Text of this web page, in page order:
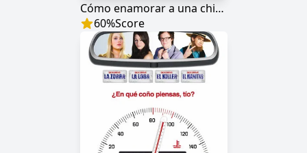
Cómo enamorar a una chica punk
60%Score